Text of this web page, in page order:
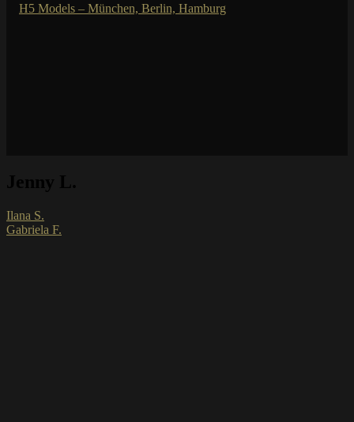
Jenny L.
Ilana S.
Gabriela F.